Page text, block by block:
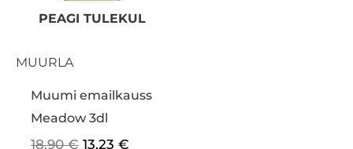
PEAGI TULEKUL
MUURLA
Muumi emailkauss
Meadow 3dl
18,90€ 13,23€